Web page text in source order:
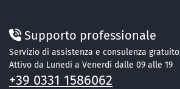
Supporto professionale
Servizio di assistenza e consulenza gratuito
Attivo da Lunedì a Venerdì dalle 09 alle 19
+39 0331 1586062